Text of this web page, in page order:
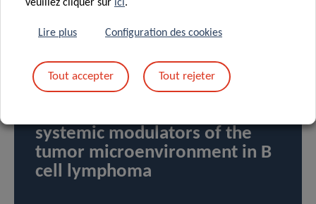
CLINIQUES
DÉPARTEMENT DE RECHERCHE SUR LE CANCER
systemic modulators of the
tumor microenvironment in B
cell lymphoma
veuillez cliquer sur ici.
Lire plus Configuration des cookies
Tout accepter Tout rejeter